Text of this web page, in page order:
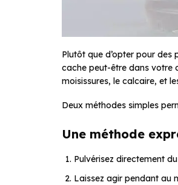
Plutôt que d’opter pour
cache peut-être dans votre
moisissures, le calcaire, et
Deux méthodes simples
Une méthode
Pulvérisez directement
Laissez agir pendant au